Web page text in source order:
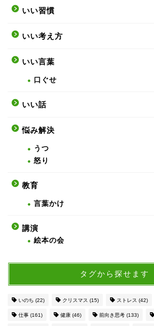
いい習慣
いい考え方
いい言葉
口ぐせ
いい話
悩み解決
うつ
怒り
教育
言葉かけ
講演
絵本の会
タグから探せます
いのち (22) クリスマス (15) ストレス (42)
仕事 (161) 健康 (46) 前向き思考 (133)